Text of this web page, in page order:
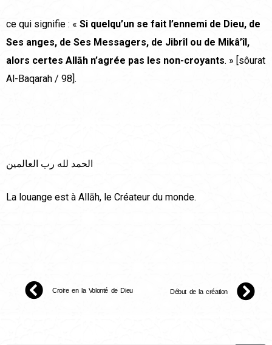
ce qui signifie : « Si quelqu’un se fait l’ennemi de Dieu, de
Ses anges, de Ses Messagers, de Jibrîl ou de Mikâ’îl,
alors certes Allāh n’agrée pas les non-croyants. » [sôurat
Al-Baqarah / 98].
الحمد لله رب العالمين
La louange est à Allāh, le Créateur du monde.
Croire en la Volonté de Dieu Début de la création